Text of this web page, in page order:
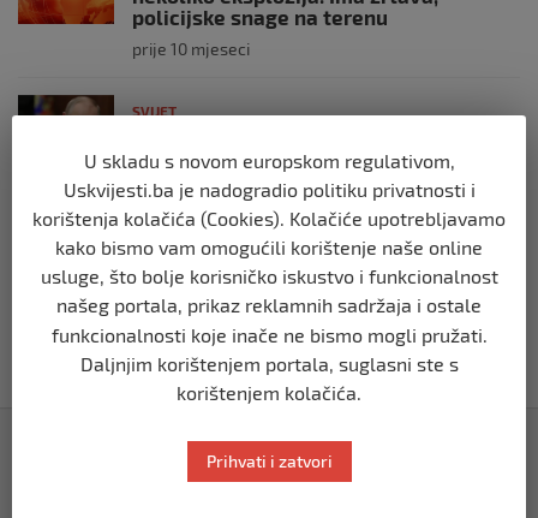
policijske snage na terenu
prije 10 mjeseci
SVIJET
Zapadu
prije 11 mjeseci
SVIJET
Papa Lav XIV izjavio da je situacija vrlo
ozbiljna nakon izraelskog napada na
Dohu
prije 11 mjeseci
U skladu s novom europskom regulativom,
Uskvijesti.ba je nadogradio politiku privatnosti i
korištenja kolačića (Cookies). Kolačiće upotrebljavamo
kako bismo vam omogućili korištenje naše online
usluge, što bolje korisničko iskustvo i funkcionalnost
našeg portala, prikaz reklamnih sadržaja i ostale
funkcionalnosti koje inače ne bismo mogli pružati.
Daljnjim korištenjem portala, suglasni ste s
korištenjem kolačića.
Prihvati i zatvori